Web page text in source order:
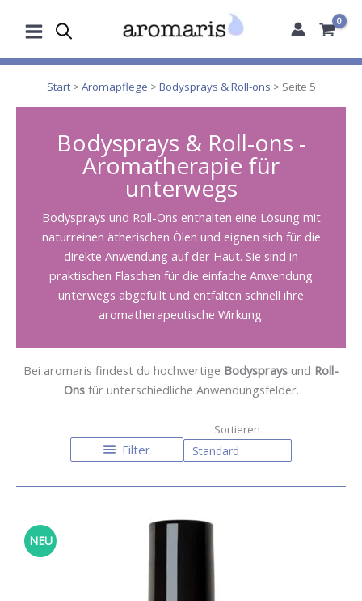
Inhalt
Start>Aromapflege >Bodysprays & Roll-ons > Seite 5
Bodysprays & Roll-ons -
Aromatherapie für
unterwegs
Bodysprays und Roll-Ons enthalten eine Lösung mit
naturreinen ätherischen Ölen und eignen sich für die
direkte Anwendung auf der Haut. Sie sind in
praktischen Flaschen für die einfache Anwendung
unterwegs abgefüllt und entfalten schnell ihre
aromatherapeutische Wirkung.
Bei aromaris findest du hochwertige Bodysprays und Roll-
Onsfür unterschiedliche Anwendungsfelder.
Filter
NEU